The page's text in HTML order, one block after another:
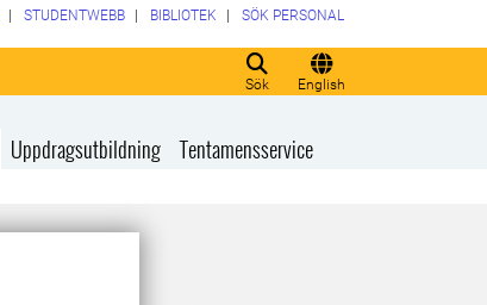
Sök English
STUDENTWEBB BIBLIOTEK SÖK PERSONAL
Uppdragsutbildning Tentamensservice